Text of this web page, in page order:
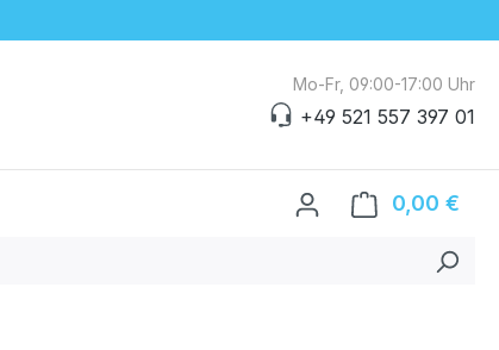
Mo-Fr, 09:00-17:00 Uhr
+49 521 557 397 01
0,00 €